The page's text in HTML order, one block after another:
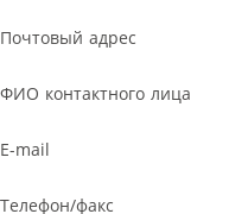
Почтовый адрес
ФИО контактного лица
E-mail
Телефон/факс